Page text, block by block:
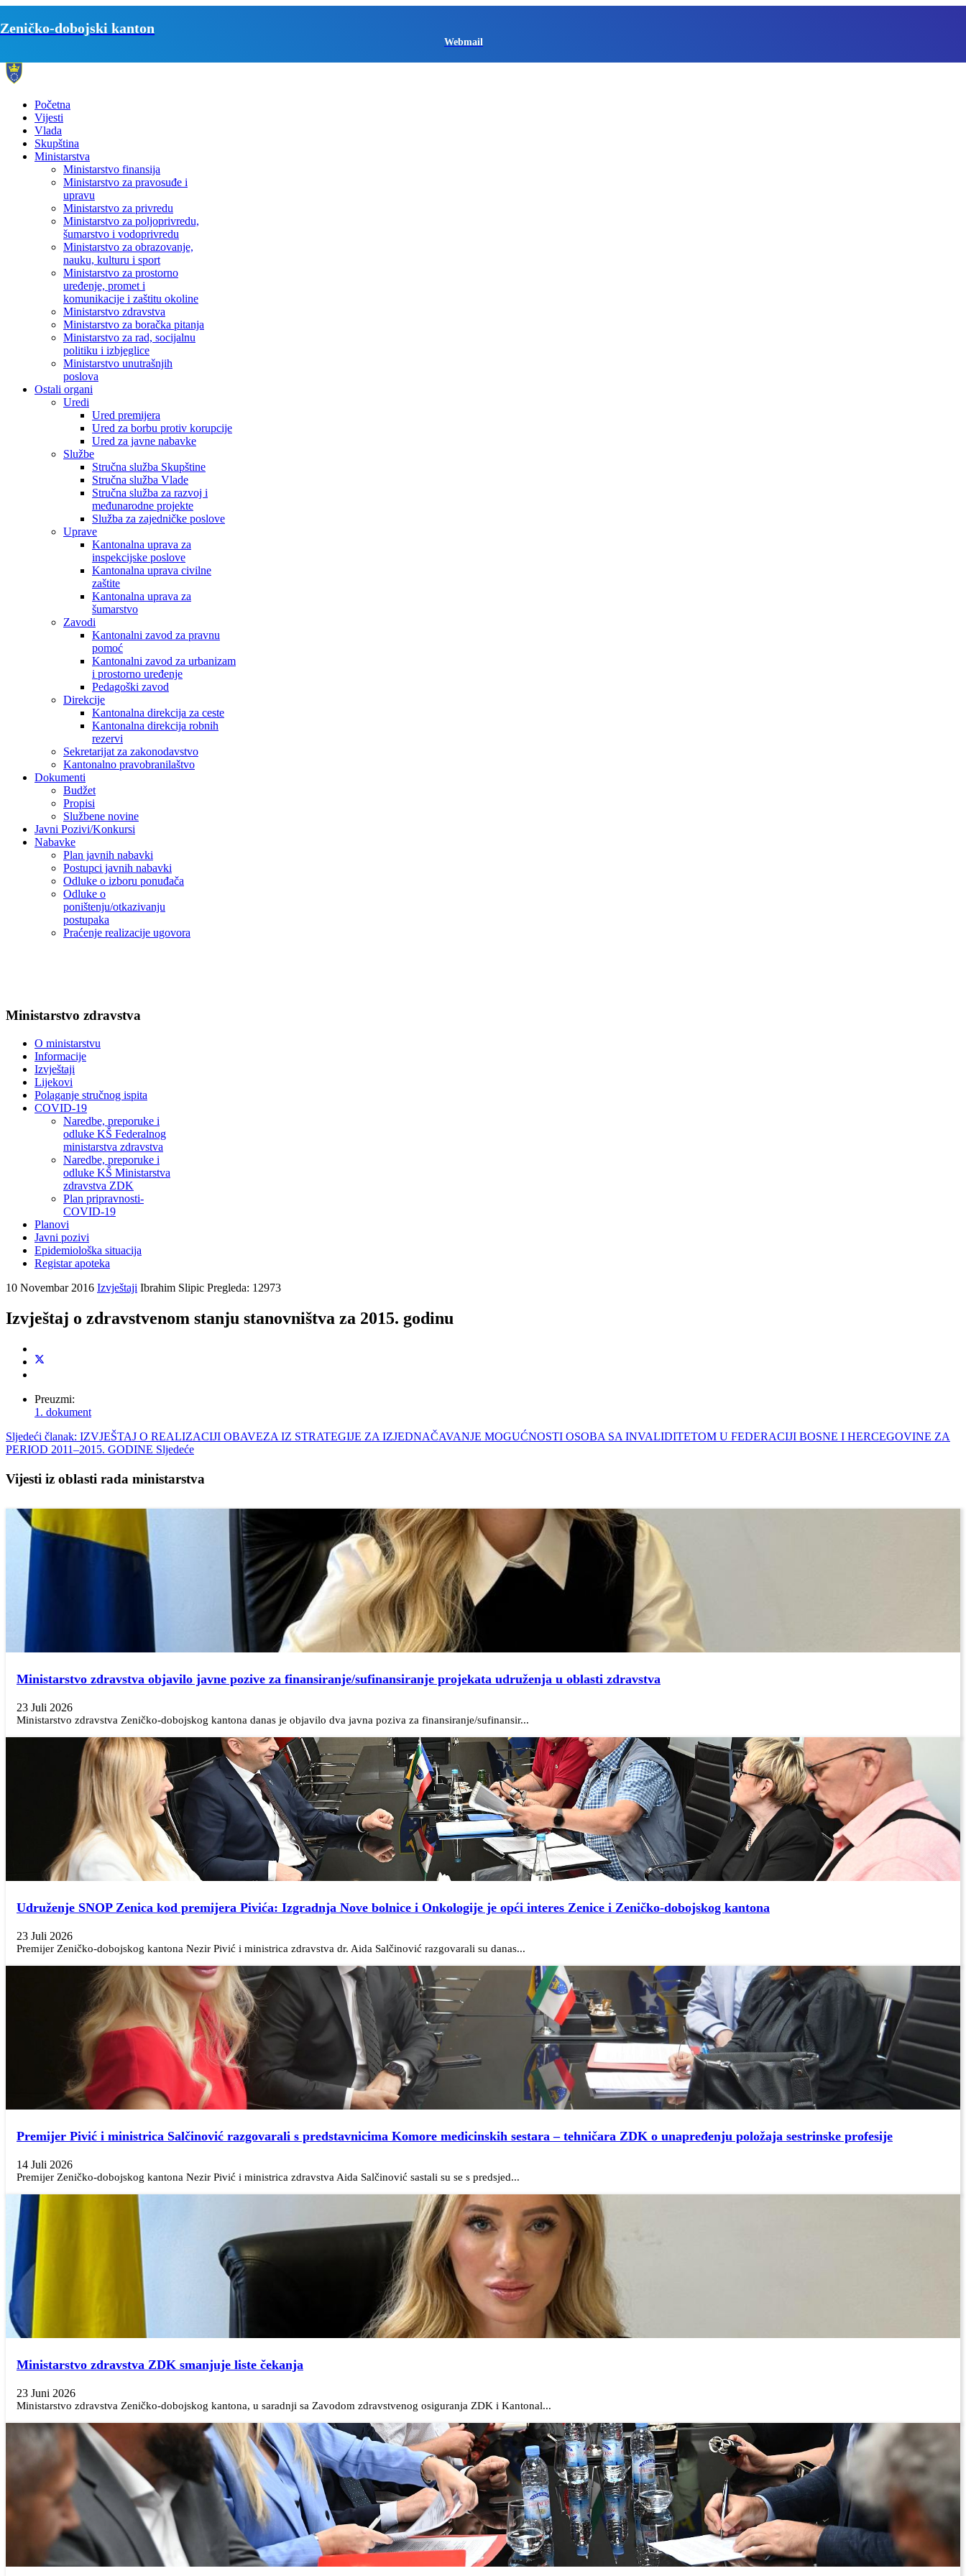
Zeničko-dobojski kanton
Webmail
Početna
Vijesti
Vlada
Skupština
Ministarstva
Ministarstvo finansija
Ministarstvo za pravosuđe i
upravu
Ministarstvo za privredu
Ministarstvo za poljoprivredu,
šumarstvo i vodoprivredu
Ministarstvo za obrazovanje,
nauku, kulturu i sport
Ministarstvo za prostorno
uređenje, promet i
komunikacije i zaštitu okoline
Ministarstvo zdravstva
Ministarstvo za boračka pitanja
Ministarstvo za rad, socijalnu
politiku i izbjeglice
Ministarstvo unutrašnjih
poslova
Ostali organi
Uredi
Ured premijera
Ured za borbu protiv korupcije
Ured za javne nabavke
Službe
Stručna služba Skupštine
Stručna služba Vlade
Stručna služba za razvoj i
međunarodne projekte
Služba za zajedničke poslove
Uprave
Kantonalna uprava za
inspekcijske poslove
Kantonalna uprava civilne
zaštite
Kantonalna uprava za
šumarstvo
Zavodi
Kantonalni zavod za pravnu
pomoć
Kantonalni zavod za urbanizam
i prostorno uređenje
Pedagoški zavod
Direkcije
Kantonalna direkcija za ceste
Kantonalna direkcija robnih
rezervi
Sekretarijat za zakonodavstvo
Kantonalno pravobranilaštvo
Dokumenti
Budžet
Propisi
Službene novine
Javni Pozivi/Konkursi
Nabavke
Plan javnih nabavki
Postupci javnih nabavki
Odluke o izboru ponuđača
Odluke o
poništenju/otkazivanju
postupaka
Praćenje realizacije ugovora
Ministarstvo zdravstva
O ministarstvu
Informacije
Izvještaji
Lijekovi
Polaganje stručnog ispita
COVID-19
Naredbe, preporuke i
odluke KŠ Federalnog
ministarstva zdravstva
Naredbe, preporuke i
odluke KŠ Ministarstva
zdravstva ZDK
Plan pripravnosti-
COVID-19
Planovi
Javni pozivi
Epidemiološka situacija
Registar apoteka
10 Novembar 2016 Izvještaji Ibrahim Slipic Pregleda: 12973
Izvještaj o zdravstvenom stanju stanovništva za 2015. godinu
Preuzmi:
1. dokument
Sljedeći članak: IZVJEŠTAJ O REALIZACIJI OBAVEZA IZ STRATEGIJE ZA IZJEDNAČAVANJE MOGUĆNOSTI OSOBA SA INVALIDITETOM U FEDERACIJI BOSNE I HERCEGOVINE ZA
PERIOD 2011–2015. GODINE Sljedeće
Vijesti iz oblasti rada ministarstva
Ministarstvo zdravstva objavilo javne pozive za finansiranje/sufinansiranje projekata udruženja u oblasti zdravstva
23 Juli 2026
Ministarstvo zdravstva Zeničko-dobojskog kantona danas je objavilo dva javna poziva za finansiranje/sufinansir...
Udruženje SNOP Zenica kod premijera Pivića: Izgradnja Nove bolnice i Onkologije je opći interes Zenice i Zeničko-dobojskog kantona
23 Juli 2026
Premijer Zeničko-dobojskog kantona Nezir Pivić i ministrica zdravstva dr. Aida Salčinović razgovarali su danas...
Premijer Pivić i ministrica Salčinović razgovarali s predstavnicima Komore medicinskih sestara – tehničara ZDK o unapređenju položaja sestrinske profesije
14 Juli 2026
Premijer Zeničko-dobojskog kantona Nezir Pivić i ministrica zdravstva Aida Salčinović sastali su se s predsjed...
Ministarstvo zdravstva ZDK smanjuje liste čekanja
23 Juni 2026
Ministarstvo zdravstva Zeničko-dobojskog kantona, u saradnji sa Zavodom zdravstvenog osiguranja ZDK i Kantonal...